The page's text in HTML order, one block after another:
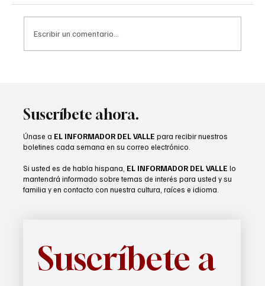
Escribir un comentario...
Suscríbete ahora.
Únase a EL INFORMADOR DEL VALLE para recibir nuestros
boletines cada semana en su correo electrónico.
Si usted es de habla hispana, EL INFORMADOR DEL VALLE lo
mantendrá informado sobre temas de interés para usted y su
familia y en contacto con nuestra cultura, raíces e idioma.
Suscríbete a